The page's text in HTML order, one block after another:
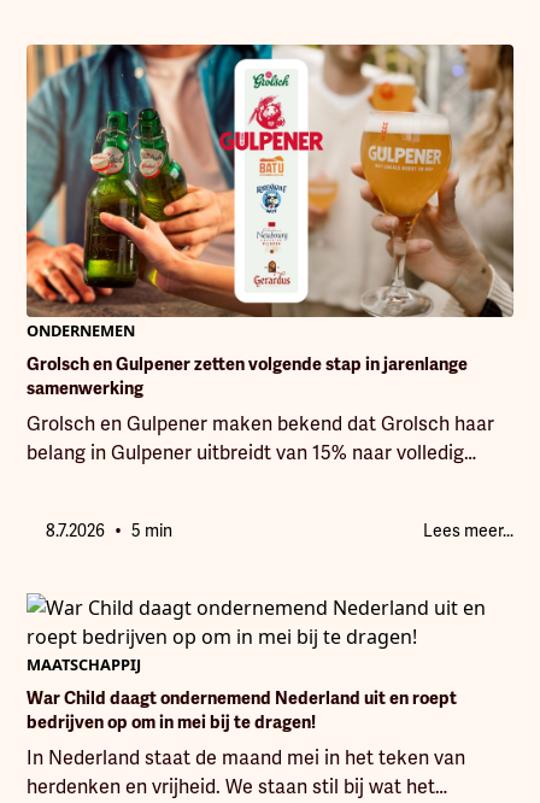
ONDERNEMEN
Grolsch en Gulpener zetten volgende stap in jarenlange
samenwerking
Grolsch en Gulpener maken bekend dat Grolsch haar
belang in Gulpener uitbreidt van 15% naar volledig
8.7.2026 • 5 min Lees meer...
MAATSCHAPPIJ
War Child daagt ondernemend Nederland uit en roept
bedrijven op om in mei bij te dragen!
In Nederland staat de maand mei in het teken van
herdenken en vrijheid. We staan stil bij wat het